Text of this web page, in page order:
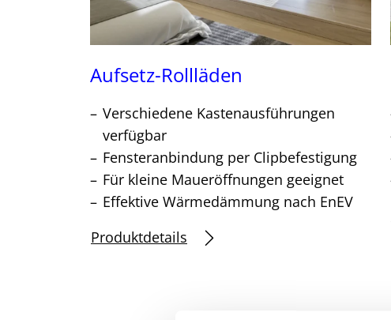
Aufsetz-Rollläden
Verschiedene Kastenausführungen
verfügbar
Fensteranbindung per Clipbefestigung
Für kleine Maueröffnungen geeignet
Effektive Wärmedämmung nach EnEV
Produktdetails